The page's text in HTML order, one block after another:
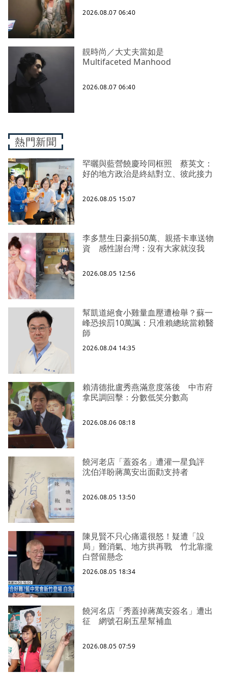
2026.08.07 06:40
靚時尚／大丈夫當如是
Multifaceted Manhood
2026.08.07 06:40
熱門新聞
罕曬與藍營饒慶玲同框照 蔡英文：
好的地方政治是終結對立、彼此接力
2026.08.05 15:07
李多慧生日豪捐50萬、親搭卡車送物
資 感性謝台灣：沒有大家就沒我
2026.08.05 12:56
幫凱道絕食小雞量血壓遭檢舉？蘇一
峰恐挨罰10萬諷：只准賴總統當賴醫
師
2026.08.04 14:35
賴清德批盧秀燕滿意度落後 中市府
拿民調回擊：分數低笑分數高
2026.08.06 08:18
饒河老店「蓋簽名」遭灌一星負評
沈伯洋盼蔣萬安出面勸支持者
2026.08.05 13:50
陳見賢不只心痛還很怒！疑遭「設
局」難消氣、地方拱再戰 竹北靠攏
白營留懸念
2026.08.05 18:34
饒河名店「秀蓋掉蔣萬安簽名」遭出
征 網號召刷五星幫補血
2026.08.05 07:59